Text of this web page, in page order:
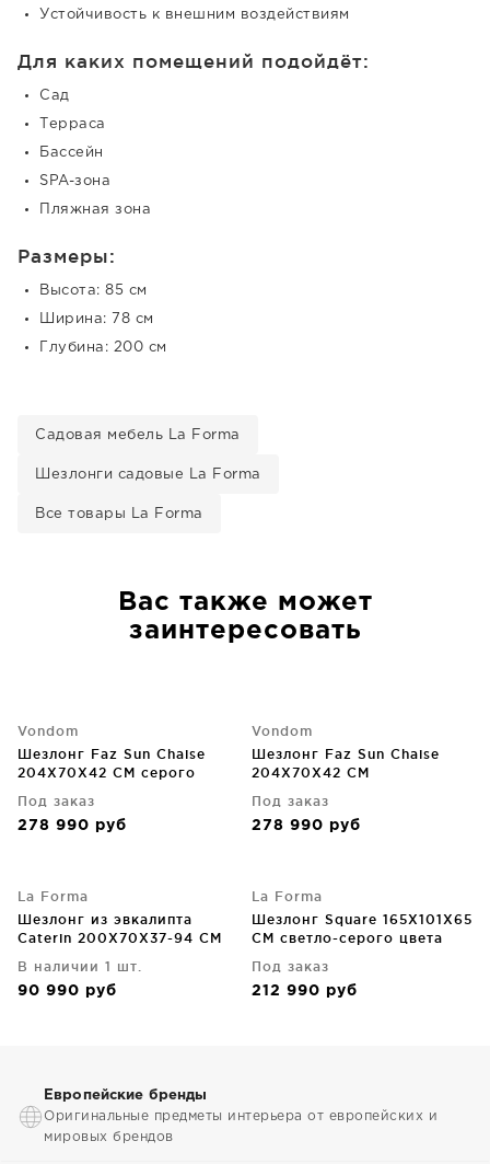
Устойчивость к внешним воздействиям
Для каких помещений подойдёт:
Сад
Терраса
Бассейн
SPA-зона
Пляжная зона
Размеры:
Высота: 85 см
Ширина: 78 см
Глубина: 200 см
Садовая мебель La Forma
Шезлонги садовые La Forma
Все товары La Forma
Вас также может
заинтересовать
Vondom
Шезлонг Faz Sun Chaise
204X70X42 CM серого
Под заказ
278 990 руб
Vondom
Шезлонг Faz Sun Chaise
204X70X42 CM
Под заказ
278 990 руб
La Forma
Шезлонг из эвкалипта
Caterin 200X70X37-94 CM
В наличии 1 шт.
90 990 руб
La Forma
Шезлонг Square 165X101X65
CM светло-серого цвета
Под заказ
212 990 руб
Европейские бренды
Оригинальные предметы интерьера от европейских и
мировых брендов